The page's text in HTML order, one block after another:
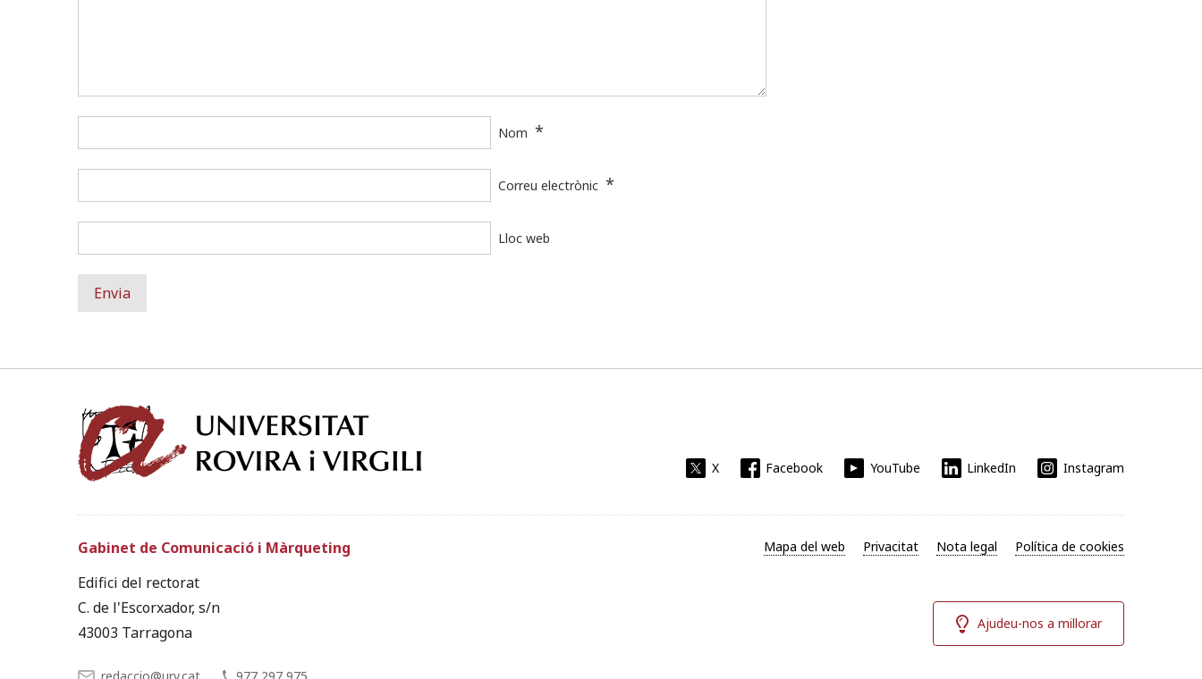
Nom *
Correu electrònic *
Lloc web
X Facebook YouTube LinkedIn Instagram
Gabinet de Comunicació i Màrqueting
Edifici del rectorat
C. de l'Escorxador, s/n
43003 Tarragona
Mapa del web Privacitat Nota legal Política de cookies
Ajudeu-nos a millorar